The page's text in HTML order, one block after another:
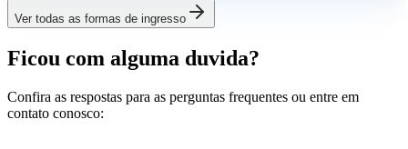
Ver todas as formas de ingresso
Ficou com alguma duvida?
Confira as respostas para as perguntas frequentes ou entre em
contato conosco: